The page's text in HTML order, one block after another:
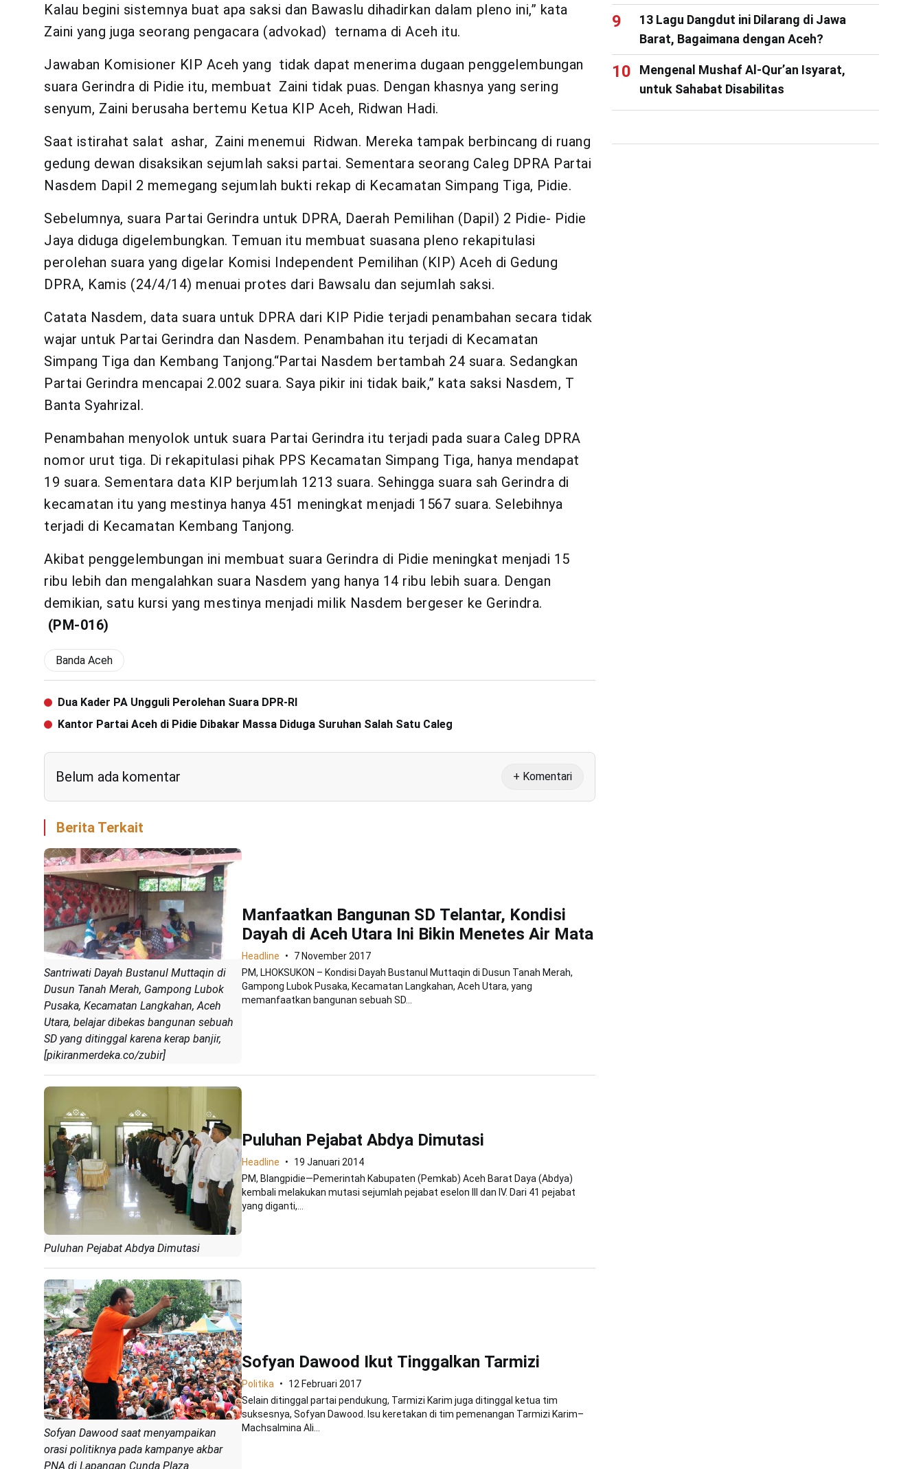
Kalau begini sistemnya buat apa saksi dan Bawaslu dihadirkan dalam pleno ini,” kata
Zaini yang juga seorang pengacara (advokad) ternama di Aceh itu.
Jawaban Komisioner KIP Aceh yang tidak dapat menerima dugaan penggelembungan
suara Gerindra di Pidie itu, membuat Zaini tidak puas. Dengan khasnya yang sering
senyum, Zaini berusaha bertemu Ketua KIP Aceh, Ridwan Hadi.
Saat istirahat salat ashar, Zaini menemui Ridwan. Mereka tampak berbincang di ruang
gedung dewan disaksikan sejumlah saksi partai. Sementara seorang Caleg DPRA Partai
Nasdem Dapil 2 memegang sejumlah bukti rekap di Kecamatan Simpang Tiga, Pidie.
Sebelumnya, suara Partai Gerindra untuk DPRA, Daerah Pemilihan (Dapil) 2 Pidie- Pidie
Jaya diduga digelembungkan. Temuan itu membuat suasana pleno rekapitulasi
perolehan suara yang digelar Komisi Independent Pemilihan (KIP) Aceh di Gedung
DPRA, Kamis (24/4/14) menuai protes dari Bawsalu dan sejumlah saksi.
Catata Nasdem, data suara untuk DPRA dari KIP Pidie terjadi penambahan secara tidak
wajar untuk Partai Gerindra dan Nasdem. Penambahan itu terjadi di Kecamatan
Simpang Tiga dan Kembang Tanjong.“Partai Nasdem bertambah 24 suara. Sedangkan
Partai Gerindra mencapai 2.002 suara. Saya pikir ini tidak baik,” kata saksi Nasdem, T
Banta Syahrizal.
Penambahan menyolok untuk suara Partai Gerindra itu terjadi pada suara Caleg DPRA
nomor urut tiga. Di rekapitulasi pihak PPS Kecamatan Simpang Tiga, hanya mendapat
19 suara. Sementara data KIP berjumlah 1213 suara. Sehingga suara sah Gerindra di
kecamatan itu yang mestinya hanya 451 meningkat menjadi 1567 suara. Selebihnya
terjadi di Kecamatan Kembang Tanjong.
Akibat penggelembungan ini membuat suara Gerindra di Pidie meningkat menjadi 15
ribu lebih dan mengalahkan suara Nasdem yang hanya 14 ribu lebih suara. Dengan
demikian, satu kursi yang mestinya menjadi milik Nasdem bergeser ke Gerindra.
(PM-016)
Banda Aceh
Dua Kader PA Ungguli Perolehan Suara DPR-RI
Kantor Partai Aceh di Pidie Dibakar Massa Diduga Suruhan Salah Satu Caleg
Belum ada komentar + Komentari
Berita Terkait
Santriwati Dayah Bustanul Muttaqin di
Dusun Tanah Merah, Gampong Lubok
Pusaka, Kecamatan Langkahan, Aceh
Utara, belajar dibekas bangunan sebuah
SD yang ditinggal karena kerap banjir,
[pikiranmerdeka.co/zubir]
Manfaatkan Bangunan SD Telantar, Kondisi
Dayah di Aceh Utara Ini Bikin Menetes Air Mata
Headline
7 November 2017
PM, LHOKSUKON – Kondisi Dayah Bustanul Muttaqin di Dusun Tanah Merah,
Gampong Lubok Pusaka, Kecamatan Langkahan, Aceh Utara, yang
memanfaatkan bangunan sebuah SD...
Puluhan Pejabat Abdya Dimutasi
Puluhan Pejabat Abdya Dimutasi
Headline
19 Januari 2014
PM, Blangpidie—Pemerintah Kabupaten (Pemkab) Aceh Barat Daya (Abdya)
kembali melakukan mutasi sejumlah pejabat eselon III dan IV. Dari 41 pejabat
yang diganti,...
Sofyan Dawood saat menyampaikan
orasi politiknya pada kampanye akbar
PNA di Lapangan Cunda Plaza
Sofyan Dawood Ikut Tinggalkan Tarmizi
Politika
12 Februari 2017
Selain ditinggal partai pendukung, Tarmizi Karim juga ditinggal ketua tim
suksesnya, Sofyan Dawood. Isu keretakan di tim pemenangan Tarmizi Karim–
Machsalmina Ali...
13 Lagu Dangdut ini Dilarang di Jawa
Barat, Bagaimana dengan Aceh?
Mengenal Mushaf Al-Qur’an Isyarat,
untuk Sahabat Disabilitas